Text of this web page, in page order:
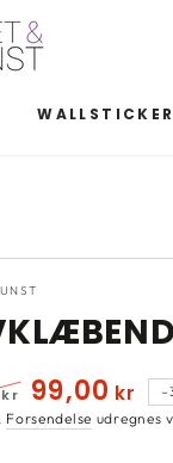
kr
Udsalgspris
99,00 kr
Forsendelse udregnes